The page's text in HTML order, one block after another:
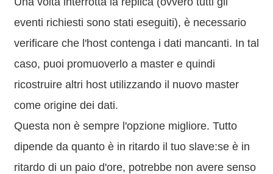
eventi richiesti sono stati eseguiti), è necessario
verificare che l'host contenga i dati mancanti. In tal
caso, puoi promuoverlo a master e quindi
ricostruire altri host utilizzando il nuovo master
come origine dei dati.
Questa non è sempre l'opzione migliore. Tutto
dipende da quanto è in ritardo il tuo slave:se è in
ritardo di un paio d'ore, potrebbe non avere senso